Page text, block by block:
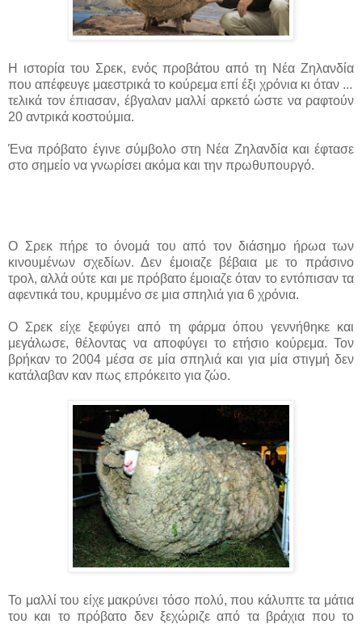
H ιστορία του Σρεκ, ενός προβάτου από τη Νέα Ζηλανδία
που απέφευγε μαεστρικά το κούρεμα επί έξι χρόνια κι όταν ...
τελικά τον έπιασαν, έβγαλαν μαλλί αρκετό ώστε να ραφτούν
20 αντρικά κοστούμια.
Ένα πρόβατο έγινε σύμβολο στη Νέα Ζηλανδία και έφτασε
στο σημείο να γνωρίσει ακόμα και την πρωθυπουργό.
Ο Σρεκ πήρε το όνομά του από τον διάσημο ήρωα των
κινουμένων σχεδίων. Δεν έμοιαζε βέβαια με το πράσινο
τρολ, αλλά ούτε και με πρόβατο έμοιαζε όταν το εντόπισαν τα
αφεντικά του, κρυμμένο σε μια σπηλιά για 6 χρόνια.
Ο Σρεκ είχε ξεφύγει από τη φάρμα όπου γεννήθηκε και
μεγάλωσε, θέλοντας να αποφύγει το ετήσιο κούρεμα. Τον
βρήκαν το 2004 μέσα σε μία σπηλιά και για μία στιγμή δεν
κατάλαβαν καν πως επρόκειτο για ζώο.
Το μαλλί του είχε μακρύνει τόσο πολύ, που κάλυπτε τα μάτια
του και το πρόβατο δεν ξεχώριζε από τα βράχια που το